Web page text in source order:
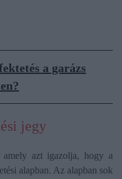
a garázs
jegy
azt igazolja, hogy a
alapban. Az alapban sok